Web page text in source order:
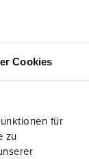
Cookies
für
zu